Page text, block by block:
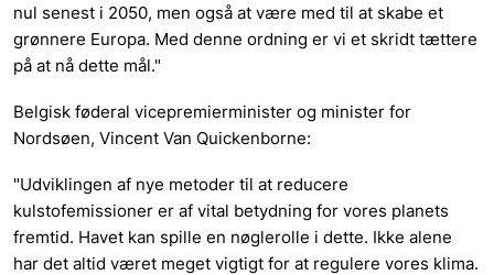
nul senest i 2050, men også at være med til at skabe et
grønnere Europa. Med denne ordning er vi et skridt tættere
på at nå dette mål."
Belgisk føderal vicepremierminister og minister for
Nordsøen, Vincent Van Quickenborne:
"Udviklingen af nye metoder til at reducere
kulstofemissioner er af vital betydning for vores planets
fremtid. Havet kan spille en nøglerolle i dette. Ikke alene
har det altid været meget vigtigt for at regulere vores klima.